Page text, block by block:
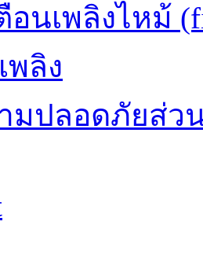
อนเพลิงไหม้
ลิง
มปลอดภัยส่ว